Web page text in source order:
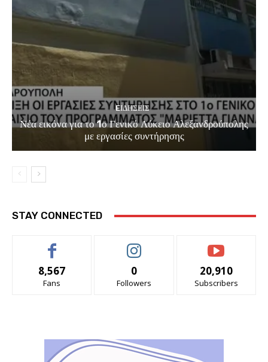
EΙΔΗΣΕΙΣ
Νέα εικόνα για το 1ο Γενικό Λύκειο Αλεξανδρούπολης
με εργασίες συντήρησης
STAY CONNECTED
8,567
Fans
0
Followers
20,910
Subscribers